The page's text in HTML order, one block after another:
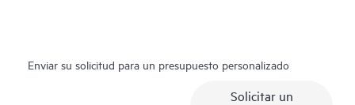
Enviar su solicitud para un presupuesto personalizado
Solicitar un